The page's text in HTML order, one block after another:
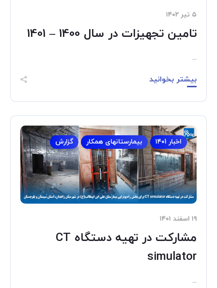
۵ تیر ۱۴۰۲
تامین تجهیزات در سال 1400 – 1401
...
بیشتر بخوانید
اخبار ۱۴۰1 بیمارستانهای همکار گزارش
۱۹ اسفند ۱۴۰۱
مشارکت در تهیه دستگاه CT
simulator
...